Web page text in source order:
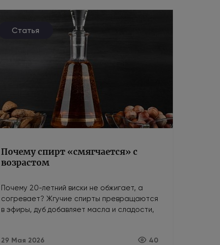
Статья
Почему спирт «смягчается» с
возрастом
Почему 20-летний виски не обжигает, а
согревает? Жгучие спирты превращаются
в эфиры, дуб добавляет масла и сладости,
29 Мая 2026 40